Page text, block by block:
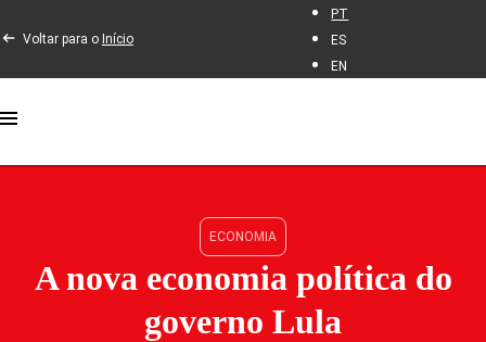
Voltar para o Início
PT
ES
EN
ECONOMIA
A nova economia política do
governo Lula